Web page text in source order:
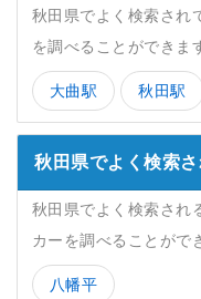
秋田県でよく検索され
を調べることができま
大曲駅 秋田駅
秋田県でよく検索
秋田県でよく検索され
カーを調べることがで
八幡平